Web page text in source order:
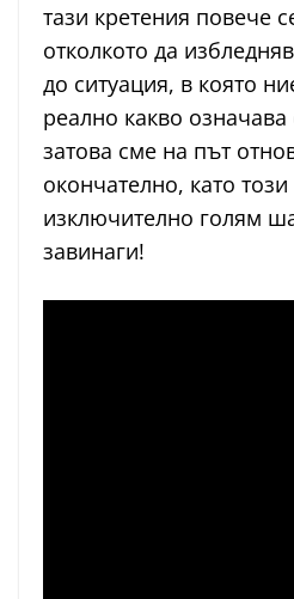
тази кретения повече
отколкото да
до ситуация, в която
реално какво означава
затова сме на път
окончателно, като
изключително голям
завинаги!